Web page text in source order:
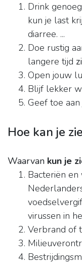
Drink
kun je last
diarree. ...
Doe rustig
langere tijd
Open jouw
Blijf lekker
Geef toe
Hoe kan je
Waarvan kun je
Bacteriën
virussen in
Verbrand of